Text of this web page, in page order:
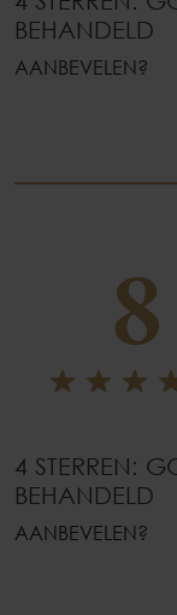
BEHANDELD
AANBEVELEN?
8
4 STERREN:
BEHANDELD
AANBEVELEN?